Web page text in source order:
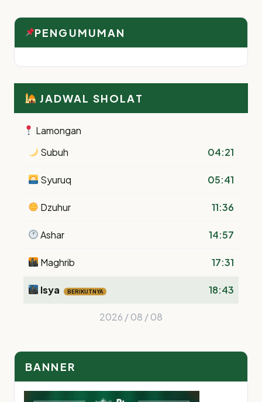
PENGUMUMAN
JADWAL SHOLAT
Lamongan
Subuh
04:21
Syuruq 05:41
Dzuhur 11:36
Ashar 14:57
Maghrib 17:31
Isya BERIKUTNYA 18:43
2026 / 08 / 08
BANNER